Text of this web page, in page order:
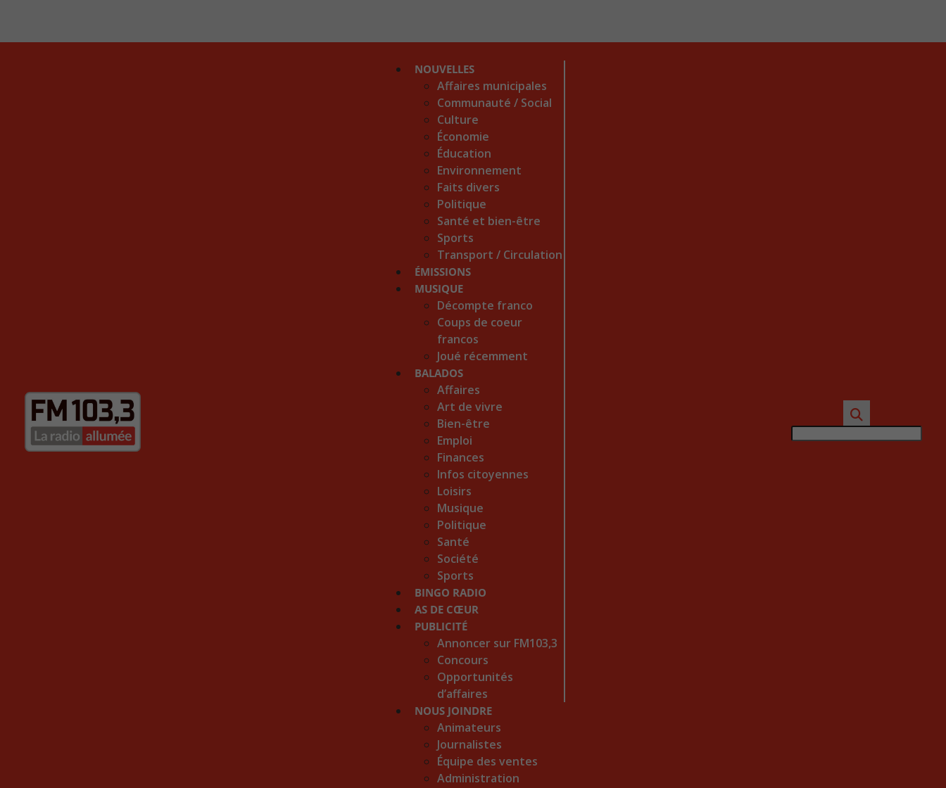
NOUVELLES
Affaires municipales
Communauté / Social
Culture
Économie
Éducation
Environnement
Faits divers
Politique
Santé et bien-être
Sports
Transport / Circulation
ÉMISSIONS
MUSIQUE
Décompte franco
Coups de coeur
francos
Joué récemment
BALADOS
Affaires
Art de vivre
Bien-être
Emploi
Finances
Infos citoyennes
Loisirs
Musique
Politique
Santé
Société
Sports
BINGO RADIO
AS DE CŒUR
PUBLICITÉ
Annoncer sur FM103,3
Concours
Opportunités
d’affaires
NOUS JOINDRE
Animateurs
Journalistes
Équipe des ventes
Administration